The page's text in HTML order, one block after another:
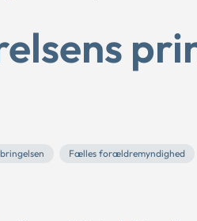
Fælles forældremyndighed